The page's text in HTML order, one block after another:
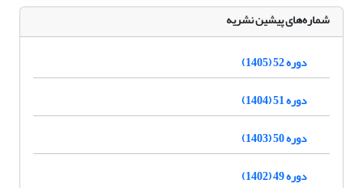
شماره‌های پیشین نشریه
دوره 52 (1405)
دوره 51 (1404)
دوره 50 (1403)
دوره 49 (1402)